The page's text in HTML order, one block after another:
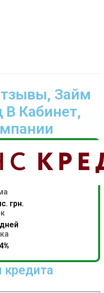
Займ
В Кабинет,
грн.
кредита